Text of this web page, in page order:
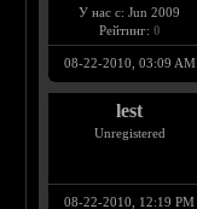
У нас с: Jun 2009
Рейтинг: 0
08-22-2010, 03:09 AM
lest
Unregistered
08-22-2010, 12:19 PM